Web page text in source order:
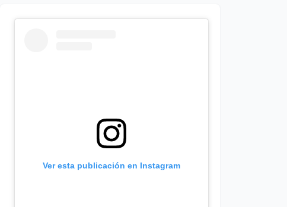
Ver esta publicación en Instagram